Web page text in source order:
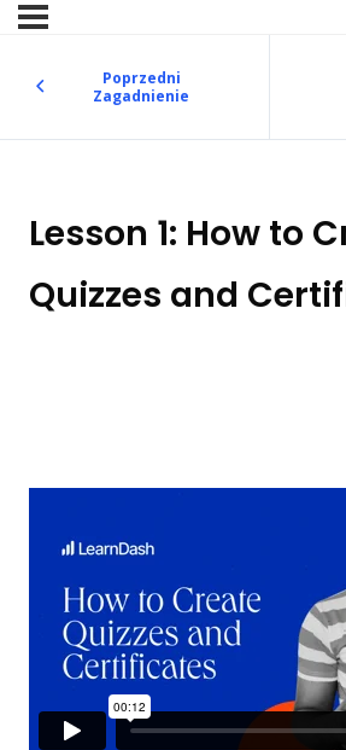
Poprzedni
Zagadnienie
Lesson 1: How to
Quizzes and